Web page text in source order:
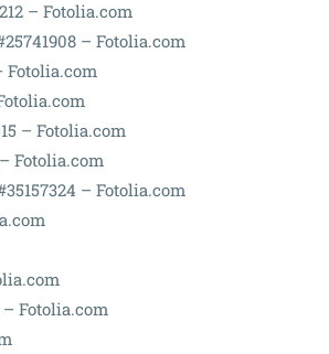
– Fotolia.com
– Fotolia.com
Fotolia.com
– Fotolia.com
Fotolia.com
– Fotolia.com
Fotolia.com